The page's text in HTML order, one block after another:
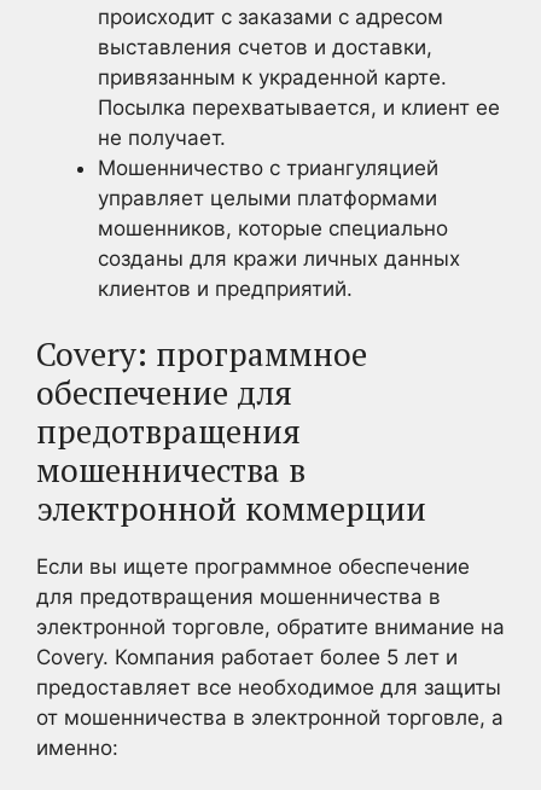
происходит с заказами с адресом
выставления счетов и доставки,
привязанным к украденной карте.
Посылка перехватывается, и клиент ее
не получает.
Мошенничество с триангуляцией
управляет целыми платформами
мошенников, которые специально
созданы для кражи личных данных
клиентов и предприятий.
Covery: программное
обеспечение для
предотвращения
мошенничества в
электронной коммерции
Если вы ищете программное обеспечение
для предотвращения мошенничества в
электронной торговле, обратите внимание на
Covery. Компания работает более 5 лет и
предоставляет все необходимое для защиты
от мошенничества в электронной торговле, а
именно: